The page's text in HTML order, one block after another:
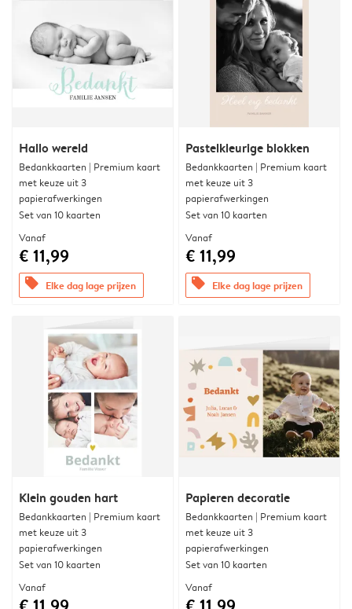
Hallo wereld
Bedankkaarten | Premium kaart
met keuze uit 3
papierafwerkingen
Set van 10 kaarten
Vanaf
€ 11,99
offers Elke dag lage prijzen
Pastelkleurige blokken
Bedankkaarten | Premium kaart
met keuze uit 3
papierafwerkingen
Set van 10 kaarten
Vanaf
€ 11,99
offers Elke dag lage prijzen
Klein gouden hart
Bedankkaarten | Premium kaart
met keuze uit 3
papierafwerkingen
Set van 10 kaarten
Vanaf
Papieren decoratie
Bedankkaarten | Premium kaart
met keuze uit 3
papierafwerkingen
Set van 10 kaarten
Vanaf